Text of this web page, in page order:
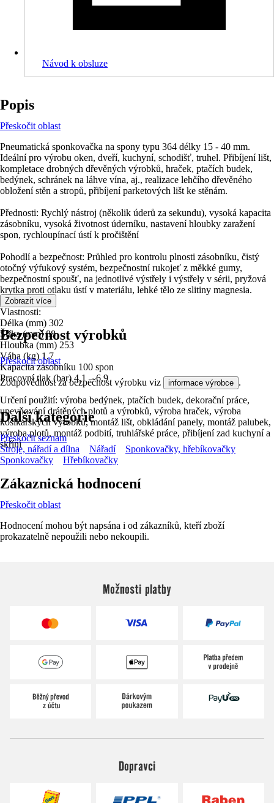
Návod k obsluze
Popis
Přeskočit oblast
Pneumatická sponkovačka na spony typu 364 délky 15 - 40 mm.
Ideální pro výrobu oken, dveří, kuchyní, schodišť, truhel. Přibíjení lišt,
kompletace drobných dřevěných výrobků, hraček, ptačích budek,
bedýnek, schránek na láhve vína, aj., realizace lehčího dřevěného
obložení stěn a stropů, přibíjení parketových lišt ke stěnám.
Přednosti: Rychlý nástroj (několik úderů za sekundu), vysoká kapacita
zásobníku, vysoká životnost úderníku, nastavení hloubky zaražení
spon, rychloupínací ústí k pročištění
Pohodlí a bezpečnost: Průhled pro kontrolu plnosti zásobníku, čistý
otočný výfukový systém, bezpečnostní rukojeť z měkké gumy,
bezpečnostní spoušť, na jednotlivé výstřely i výstřely v sérii, pryžová
krytka proti otlaku ústí v materiálu, lehké tělo ze slitiny magnesia.
Vlastnosti:
Délka (mm) 302
Šířka (mm) 88
Hloubka (mm) 253
Váha (kg) 1,7
Kapacita zásobníku 100 spon
Pracovní tlak (bar) 4,1 – 6,9
Určení použití: výroba bedýnek, ptačích budek, dekorační práce,
upevňování drátěných plotů a výrobků, výroba hraček, výroba
košíkářských výrobků, montáž lišt, obkládání panely, montáž palubek,
výroba plotů, montáž podbití, truhlářské práce, přibíjení zad kuchyní a
skříní
Zobrazit více
Bezpečnost výrobků
Přeskočit oblast
Zodpovědnost za bezpečnost výrobku viz informace výrobce .
Další kategorie
Přeskočit seznam
Stroje, nářadí a dílna
Nářadí
Sponkovačky, hřebíkovačky
Sponkovačky
Hřebíkovačky
Zákaznická hodnocení
Přeskočit oblast
Hodnocení mohou být napsána i od zákazníků, kteří zboží
prokazatelně nepoužili nebo nekoupili.
Možnosti platby
Dopravci